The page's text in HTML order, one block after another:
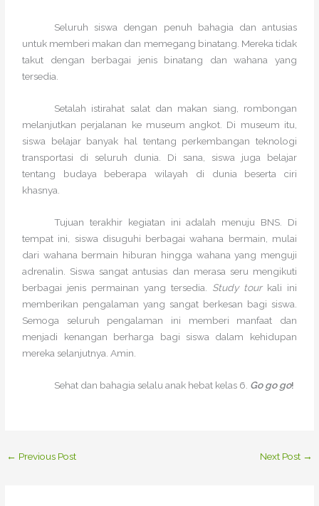
Seluruh siswa dengan penuh bahagia dan antusias
untuk memberi makan dan memegang binatang. Mereka tidak
takut dengan berbagai jenis binatang dan wahana yang
tersedia.
Setalah istirahat salat dan makan siang, rombongan
melanjutkan perjalanan ke museum angkot. Di museum itu,
siswa belajar banyak hal tentang perkembangan teknologi
transportasi di seluruh dunia. Di sana, siswa juga belajar
tentang budaya beberapa wilayah di dunia beserta ciri
khasnya.
Tujuan terakhir kegiatan ini adalah menuju BNS. Di
tempat ini, siswa disuguhi berbagai wahana bermain, mulai
dari wahana bermain hiburan hingga wahana yang menguji
adrenalin. Siswa sangat antusias dan merasa seru mengikuti
berbagai jenis permainan yang tersedia. Study tourkali ini
memberikan pengalaman yang sangat berkesan bagi siswa.
Semoga seluruh pengalaman ini memberi manfaat dan
menjadi kenangan berharga bagi siswa dalam kehidupan
mereka selanjutnya. Amin.
Sehat dan bahagia selalu anak hebat kelas 6. Go go go!
← Previous Post Next Post →